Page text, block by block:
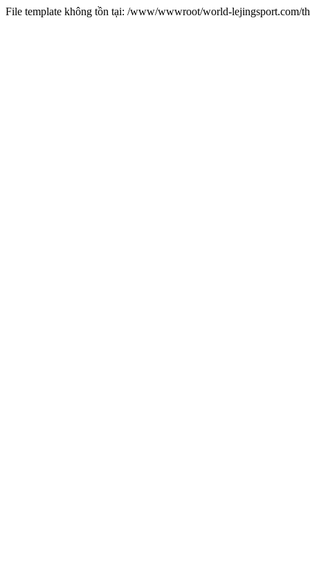
File template không tồn tại: /www/wwwroot/world-lejingsport.com/